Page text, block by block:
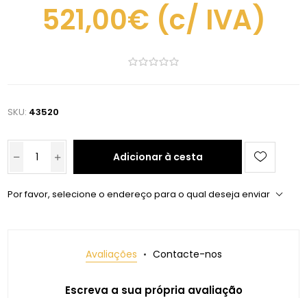
521,00€ (c/ IVA)
SKU: 43520
Adicionar à cesta
Por favor, selecione o endereço para o qual deseja enviar
Avaliações Contacte-nos
Escreva a sua própria avaliação